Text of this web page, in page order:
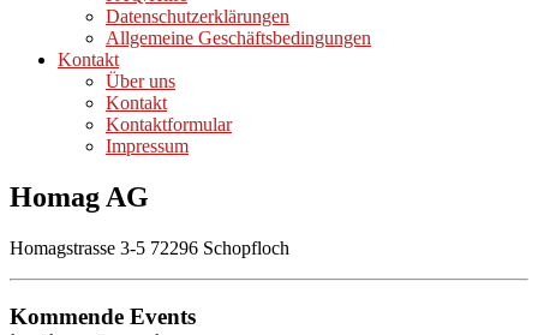
Datenschutzerklärungen
Allgemeine Geschäftsbedingungen
Kontakt
Über uns
Kontakt
Kontaktformular
Impressum
Homag AG
Homagstrasse 3-5 72296 Schopfloch
Kommende Events